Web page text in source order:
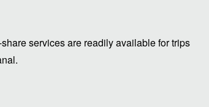
services are readily available for trips